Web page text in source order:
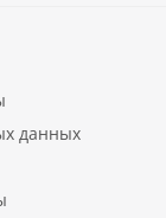
данных